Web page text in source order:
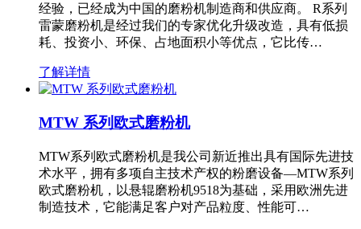
经验，已经成为中国的磨粉机制造商和供应商。 R系列
雷蒙磨粉机是经过我们的专家优化升级改造，具有低损
耗、投资小、环保、占地面积小等优点，它比传…
了解详情
MTW 系列欧式磨粉机
MTW系列欧式磨粉机是我公司新近推出具有国际先进技
术水平，拥有多项自主技术产权的粉磨设备—MTW系列
欧式磨粉机，以悬辊磨粉机9518为基础，采用欧洲先进
制造技术，它能满足客户对产品粒度、性能可…